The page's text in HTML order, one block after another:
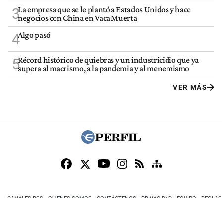
3La empresa que se le plantó a Estados Unidos y hace
negocios con China en Vaca Muerta
4Algo pasó
5Récord histórico de quiebras y un industricidio que ya
supera al macrismo, a la pandemia y al menemismo
VER MÁS